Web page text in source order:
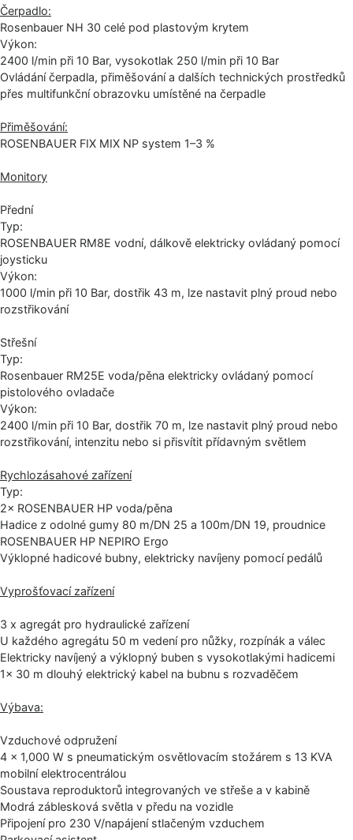
Čerpadlo:
Rosenbauer NH 30 celé pod plastovým krytem
Výkon:
2400 l/min při 10 Bar, vysokotlak 250 l/min při 10 Bar
Ovládání čerpadla, přiměšování a dalších technických prostředků
přes multifunkční obrazovku umístěné na čerpadle
Přiměšování:
ROSENBAUER FIX MIX NP system 1–3 %
Monitory
Přední
Typ:
ROSENBAUER RM8E vodní, dálkově elektricky ovládaný pomocí
joysticku
Výkon:
1000 l/min při 10 Bar, dostřik 43 m, lze nastavit plný proud nebo
rozstřikování
Střešní
Typ:
Rosenbauer RM25E voda/pěna elektricky ovládaný pomocí
pistolového ovladače
Výkon:
2400 l/min při 10 Bar, dostřik 70 m, lze nastavit plný proud nebo
rozstřikování, intenzitu nebo si přisvítit přídavným světlem
Rychlozásahové zařízení
Typ:
2× ROSENBAUER HP voda/pěna
Hadice z odolné gumy 80 m/DN 25 a 100m/DN 19, proudnice
ROSENBAUER HP NEPIRO Ergo
Výklopné hadicové bubny, elektricky navíjeny pomocí pedálů
Vyprošťovací zařízení
3 x agregát pro hydraulické zařízení
U každého agregátu 50 m vedení pro nůžky, rozpínák a válec
Elektricky navíjený a výklopný buben s vysokotlakými hadicemi
1× 30 m dlouhý elektrický kabel na bubnu s rozvaděčem
Výbava:
Vzduchové odpružení
4 × 1,000 W s pneumatickým osvětlovacím stožárem s 13 KVA
mobilní elektrocentrálou
Soustava reproduktorů integrovaných ve střeše a v kabině
Modrá záblesková světla v předu na vozidle
Připojení pro 230 V/napájení stlačeným vzduchem